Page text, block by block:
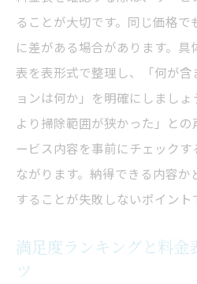
ることが大切です。同じ価格
に差がある場合があります。
表を表形式で整理し、「何が
ョンは何か」を明確にしまし
より掃除範囲が狭かった」と
ービス内容を事前にチェック
ながります。納得できる内容
することが失敗しないポイント
満足度ランキングと料金
ツ